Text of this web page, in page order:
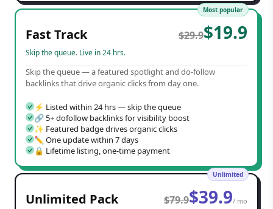
Most popular
Fast Track $29.9$19.9
Skip the queue. Live in 24 hrs.
Skip the queue — a featured spotlight and do-follow
backlinks that drive organic clicks from day one.
⚡ Listed within 24 hrs — skip the queue
🔗 5+ dofollow backlinks for visibility boost
✨ Featured badge drives organic clicks
✏️ One update within 7 days
🔒 Lifetime listing, one-time payment
Unlimited
Unlimited Pack $79.9$39.9/ mo